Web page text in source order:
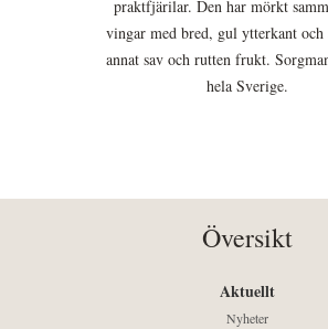
praktfjärilar. Den har mörkt
vingar med bred, gul ytterkant och
annat sav och rutten frukt.
hela Sverige.
Översikt
Aktuellt
Nyheter